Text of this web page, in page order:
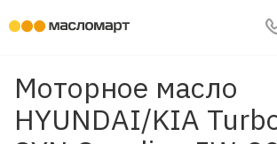
Моторное масло
HYUNDAI/KIA